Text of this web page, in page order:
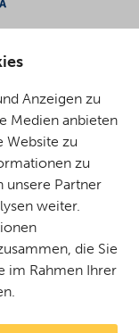
Anzeigen zu
Medien anbieten
Website zu
zu
unsere Partner
weiter.
die Sie
im Rahmen Ihrer